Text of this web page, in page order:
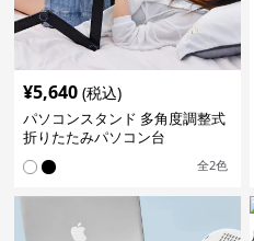
¥5,640 (税込)
パソコンスタンド 多角度調整式
折りたたみパソコン台
全2色